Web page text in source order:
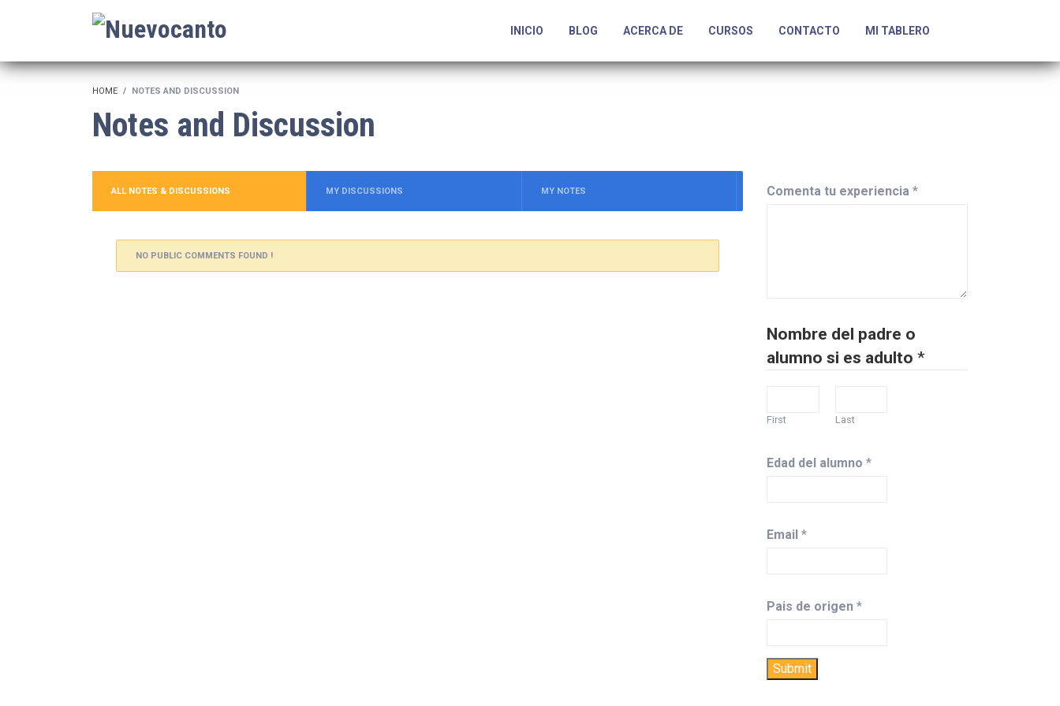
INICIO BLOG ACERCA DE CURSOS CONTACTO MI TABLERO
HOME NOTES AND DISCUSSION
Notes and Discussion
ALL NOTES & DISCUSSIONS MY DISCUSSIONS MY NOTES
NO PUBLIC COMMENTS FOUND !
Comenta tu experiencia *
Nombre del padre o
alumno si es adulto *
First Last
Edad del alumno *
Email *
Pais de origen *
Submit